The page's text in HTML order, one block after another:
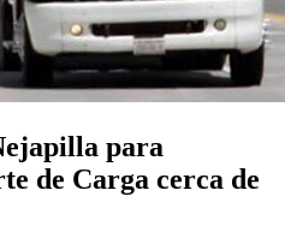
para
de Carga cerca de